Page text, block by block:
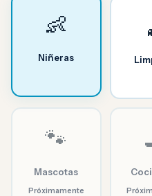
👶
Niñeras
🐾
Mascotas
Próximamente